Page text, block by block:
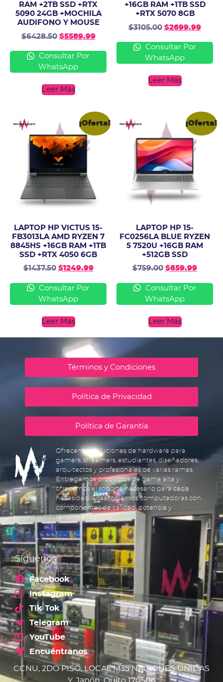
RAM +2TB SSD +RTX
5090 24GB +MOCHILA
AUDIFONO Y MOUSE
$6428.50 $5589.99
Consultar Por
WhatsApp
Leer Más
+16GB RAM +1TB SSD
+RTX 5070 8GB
$3105.00 $2699.99
Consultar Por
WhatsApp
Leer Más
¡Oferta!
LAPTOP HP VICTUS 15-
FB3013LA AMD RYZEN 7
8845HS +16GB RAM +1TB
SSD +RTX 4050 6GB
$1437.50 $1249.99
Consultar Por
WhatsApp
Leer Más
¡Oferta!
LAPTOP HP 15-
FC0256LA BLUE RYZEN
5 7520U +16GB RAM
+512GB SSD
$759.00 $659.99
Consultar Por
WhatsApp
Leer Más
Términos y Condiciones
Política de Privacidad
Política de Garantía
Ofrecemos soluciones de hardware para
gamers, streamers, estudiantes, diseñadores,
arquitectos y profesionales de varias ramas.
Entregamos productos de gama alta y
ofrecemos el soporte necesario para cada
necesidad. Ensamblamos computadoras con
componentes de calidad, potencia y
rendimiento.
Síguenos
Facebook
Instagram
Tik Tok
Telegram
YouTube
Encuéntranos
CCNU, 2DO PISO, LOCAL M35 NACIONES UNIDAS